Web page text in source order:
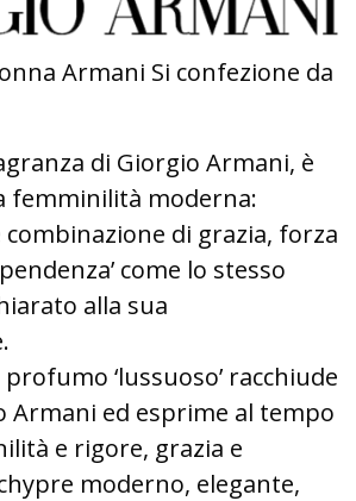
Armani Si confezione da
di Giorgio Armani, è
femminilità moderna:
combinazione di grazia, forza
come lo stesso
alla sua
‘lussuoso’ racchiude
Armani ed esprime al tempo
e rigore, grazia e
moderno, elegante,